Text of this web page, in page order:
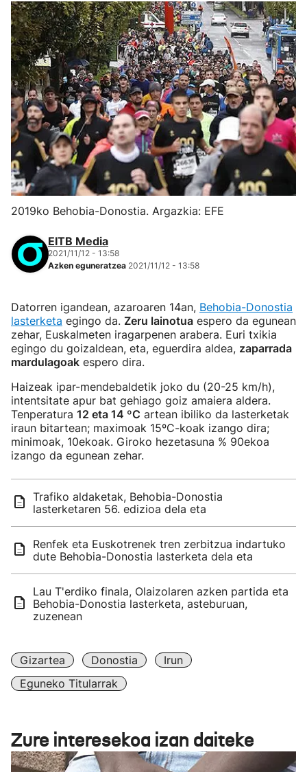
2019ko Behobia-Donostia. Argazkia: EFE
EITB Media
2021/11/12 - 13:58
Azken eguneratzea 2021/11/12 - 13:58
Datorren igandean, azaroaren 14an, Behobia-Donostia
lasterketa egingo da. Zeru lainotua espero da egunean
zehar, Euskalmeten iragarpenen arabera. Euri txikia
egingo du goizaldean, eta, eguerdira aldea, zaparrada
mardulagoak espero dira.
Haizeak ipar-mendebaldetik joko du (20-25 km/h),
intentsitate apur bat gehiago goiz amaiera aldera.
Tenperatura 12 eta 14 ºC artean ibiliko da lasterketak
iraun bitartean; maximoak 15ºC-koak izango dira;
minimoak, 10ekoak. Giroko hezetasuna % 90ekoa
izango da egunean zehar.
Trafiko aldaketak, Behobia-Donostia
lasterketaren 56. edizioa dela eta
Renfek eta Euskotrenek tren zerbitzua indartuko
dute Behobia-Donostia lasterketa dela eta
Lau T'erdiko finala, Olaizolaren azken partida eta
Behobia-Donostia lasterketa, asteburuan,
zuzenean
Gizartea Donostia
Irun
Eguneko Titularrak
Zure interesekoa izan daiteke